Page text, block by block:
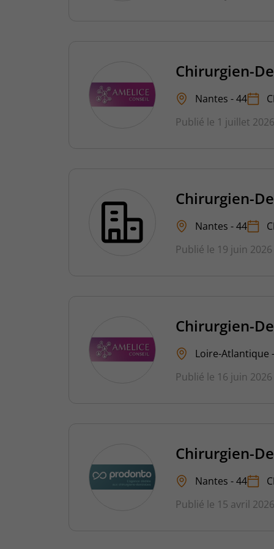
Chirurgien-
Nantes - 44
Publié le 1 juillet 2026
Chirurgien-
Nantes - 44
Publié le 19 juin 2026
Chirurgien-
Loire-Atlantique
Publié le 16 juin 2026
Chirurgien-
Nantes - 44
Publié le 15 avril 2026